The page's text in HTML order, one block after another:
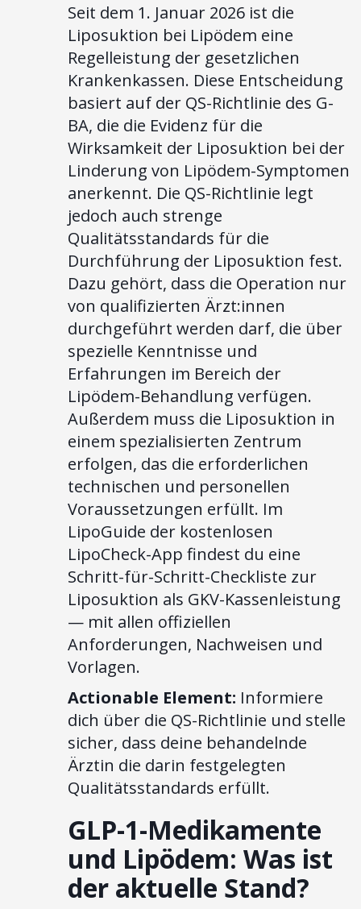
Seit dem 1. Januar 2026 ist die
Liposuktion bei Lipödem eine
Regelleistung der gesetzlichen
Krankenkassen. Diese Entscheidung
basiert auf der QS-Richtlinie des G-
BA, die die Evidenz für die
Wirksamkeit der Liposuktion bei der
Linderung von Lipödem-Symptomen
anerkennt. Die QS-Richtlinie legt
jedoch auch strenge
Qualitätsstandards für die
Durchführung der Liposuktion fest.
Dazu gehört, dass die Operation nur
von qualifizierten Ärzt:innen
durchgeführt werden darf, die über
spezielle Kenntnisse und
Erfahrungen im Bereich der
Lipödem-Behandlung verfügen.
Außerdem muss die Liposuktion in
einem spezialisierten Zentrum
erfolgen, das die erforderlichen
technischen und personellen
Voraussetzungen erfüllt. Im
LipoGuide der kostenlosen
LipoCheck-App findest du eine
Schritt-für-Schritt-Checkliste zur
Liposuktion als GKV-Kassenleistung
— mit allen offiziellen
Anforderungen, Nachweisen und
Vorlagen.
Actionable Element: Informiere
dich über die QS-Richtlinie und stelle
sicher, dass deine behandelnde
Ärztin die darin festgelegten
Qualitätsstandards erfüllt.
GLP-1-Medikamente
und Lipödem: Was ist
der aktuelle Stand?